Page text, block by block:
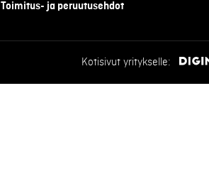
Toimitus- ja peruutusehdot
Kotisivut yritykselle: